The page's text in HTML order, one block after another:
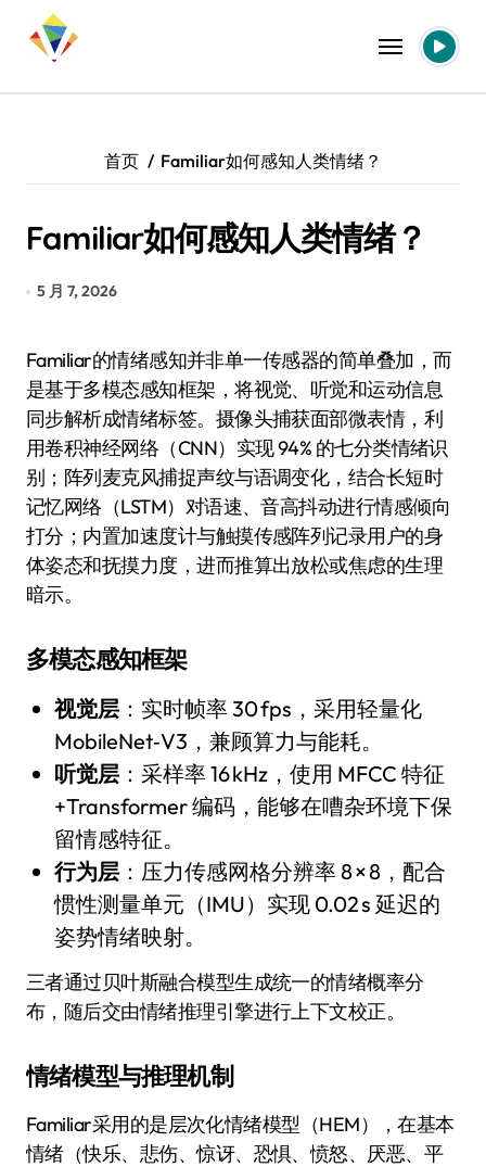
首页 Familiar如何感知人类情绪？
Familiar如何感知人类情绪？
5 月 7, 2026
Familiar的情绪感知并非单一传感器的简单叠加，而
是基于多模态感知框架，将视觉、听觉和运动信息
同步解析成情绪标签。摄像头捕获面部微表情，利
用卷积神经网络（CNN）实现 94% 的七分类情绪识
别；阵列麦克风捕捉声纹与语调变化，结合长短时
记忆网络（LSTM）对语速、音高抖动进行情感倾向
打分；内置加速度计与触摸传感阵列记录用户的身
体姿态和抚摸力度，进而推算出放松或焦虑的生理
暗示。
多模态感知框架
视觉层：实时帧率 30 fps，采用轻量化
MobileNet‑V3，兼顾算力与能耗。
听觉层：采样率 16 kHz，使用 MFCC 特征
+Transformer 编码，能够在嘈杂环境下保
留情感特征。
行为层：压力传感网格分辨率 8 × 8，配合
惯性测量单元（IMU）实现 0.02 s 延迟的
姿势情绪映射。
三者通过贝叶斯融合模型生成统一的情绪概率分
布，随后交由情绪推理引擎进行上下文校正。
情绪模型与推理机制
Familiar采用的是层次化情绪模型（HEM），在基本
情绪（快乐、悲伤、惊讶、恐惧、愤怒、厌恶、平